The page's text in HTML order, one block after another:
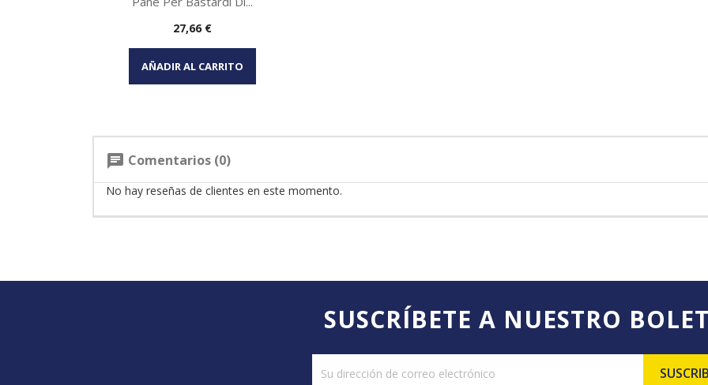
Vista rápida
Precio
27,66 €
AÑADIR AL CARRITO
chat Comentarios (0)
No hay reseñas de clientes en este momento.
SUSCRÍBETE A NUESTRO